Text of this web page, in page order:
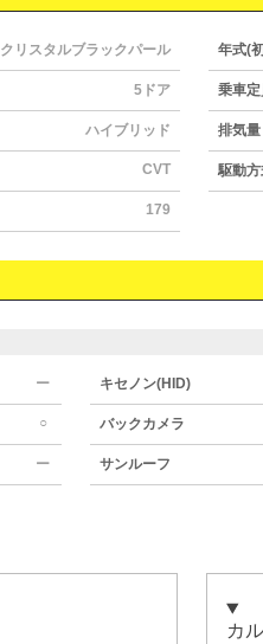
クリスタルブラックパール 年式(
5ドア 乗車定
ハイブリッド 排気量
CVT 駆動
179
ー キセノン(HID)
○ バックカメラ
ー サンルーフ
カ